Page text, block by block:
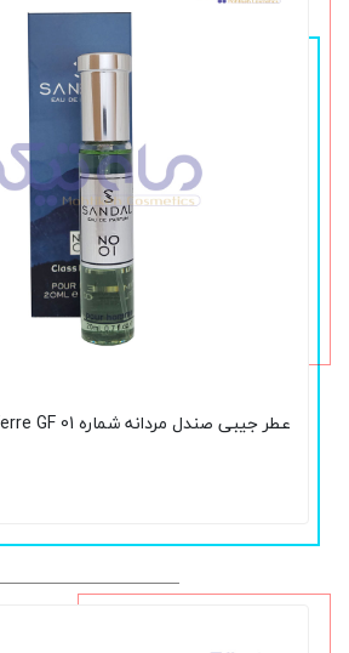
عطر جیبی صندل مردانه شماره 01 Ferre GF حجم 20 میل